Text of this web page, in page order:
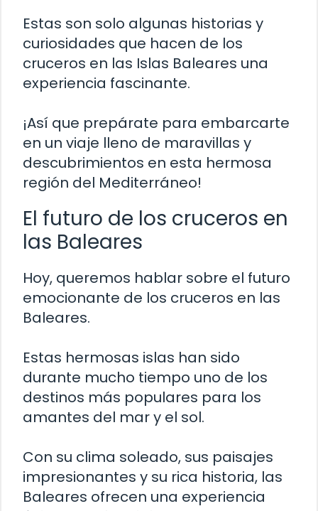
Estas son solo algunas historias y
curiosidades que hacen de los
cruceros en las Islas Baleares una
experiencia fascinante.
¡Así que prepárate para embarcarte
en un viaje lleno de maravillas y
descubrimientos en esta hermosa
región del Mediterráneo!
El futuro de los cruceros en
las Baleares
Hoy, queremos hablar sobre el futuro
emocionante de los cruceros en las
Baleares.
Estas hermosas islas han sido
durante mucho tiempo uno de los
destinos más populares para los
amantes del mar y el sol.
Con su clima soleado, sus paisajes
impresionantes y su rica historia, las
Baleares ofrecen una experiencia